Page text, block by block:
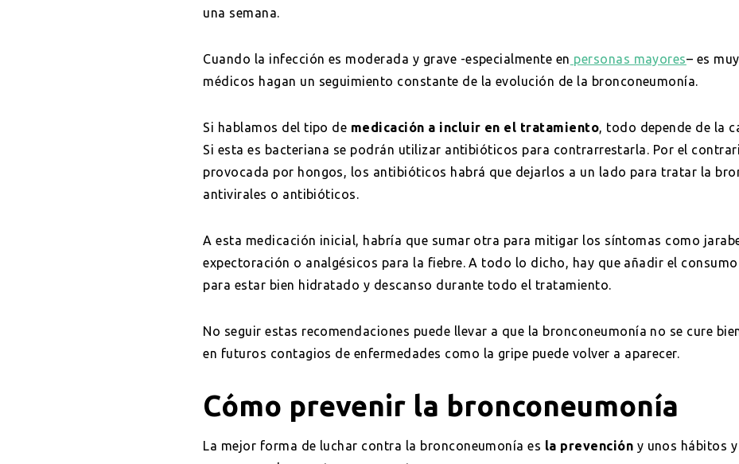
una semana.
Cuando la infección es moderada y grave -especialmente en personas mayores– es
médicos hagan un seguimiento constante de la evolución de la bronconeumonía.
Si hablamos del tipo de medicación a incluir en el tratamiento, todo depende de la
Si esta es bacteriana se podrán utilizar antibióticos para contrarrestarla. Por el
provocada por hongos, los antibióticos habrá que dejarlos a un lado para tratar la
antivirales o antibióticos.
A esta medicación inicial, habría que sumar otra para mitigar los síntomas como
expectoración o analgésicos para la fiebre. A todo lo dicho, hay que añadir el
para estar bien hidratado y descanso durante todo el tratamiento.
No seguir estas recomendaciones puede llevar a que la bronconeumonía no se cure
en futuros contagios de enfermedades como la gripe puede volver a aparecer.
Cómo prevenir la bronconeumonía
La mejor forma de luchar contra la bronconeumonía es la prevención y unos hábitos